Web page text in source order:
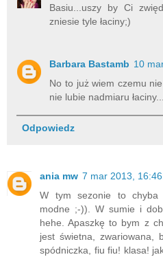
Basiu...uszy by Ci
zniesie tyle łaciny;)
Barbara Bastamb 10
No to już wiem czemu
nie lubie nadmiaru łaciny...
Odpowiedz
ania mw 7 mar 2013,
W tym sezonie to chyba
modne ;-)). W sumie i
hehe. Apaszkę to bym z
jest świetna,
spódniczka, fiu fiu! klasa!